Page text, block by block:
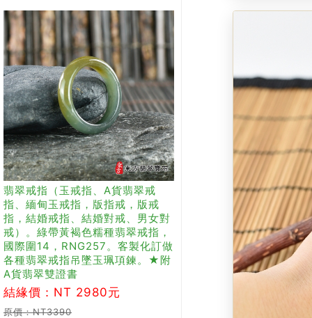
翡翠戒指（玉戒指、A貨翡翠戒
指、緬甸玉戒指，版指戒，版戒
指，結婚戒指、結婚對戒、男女對
戒）。綠帶黃褐色糯種翡翠戒指，
國際圍14，RNG257。客製化訂做
各種翡翠戒指吊墜玉珮項鍊。★附
A貨翡翠雙證書
結緣價：NT 2980元
原價：NT3390